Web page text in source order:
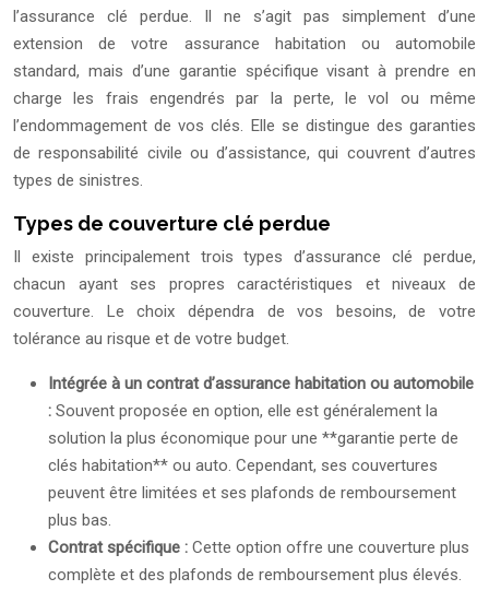
l’assurance clé perdue. Il ne s’agit pas simplement d’une
extension de votre assurance habitation ou automobile
standard, mais d’une garantie spécifique visant à prendre en
charge les frais engendrés par la perte, le vol ou même
l’endommagement de vos clés. Elle se distingue des garanties
de responsabilité civile ou d’assistance, qui couvrent d’autres
types de sinistres.
Types de couverture clé perdue
Il existe principalement trois types d’assurance clé perdue,
chacun ayant ses propres caractéristiques et niveaux de
couverture. Le choix dépendra de vos besoins, de votre
tolérance au risque et de votre budget.
Intégrée à un contrat d’assurance habitation ou automobile
: Souvent proposée en option, elle est généralement la
solution la plus économique pour une **garantie perte de
clés habitation** ou auto. Cependant, ses couvertures
peuvent être limitées et ses plafonds de remboursement
plus bas.
Contrat spécifique : Cette option offre une couverture plus
complète et des plafonds de remboursement plus élevés.